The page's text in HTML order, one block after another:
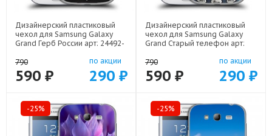
Дизайнерский пластиковый
чехол для Samsung Galaxy
Grand Герб России арт: 24492-
790
590 ₽
по акции
290 ₽
Дизайнерский пластиковый
чехол для Samsung Galaxy
Grand Старый телефон арт:
790
590 ₽
по акции
290 ₽
-25% -25%